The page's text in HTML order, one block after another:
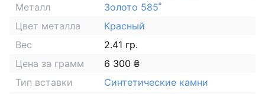
Металл
Золото 585˚
Цвет металла
Красный
Вес
2.41 гр.
Цена за грамм
6 300 ₴
Тип вставки
Синтетические камни